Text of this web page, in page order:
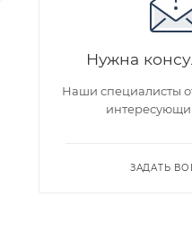
Нужна
Наши специалисты
ЗАДАТЬ